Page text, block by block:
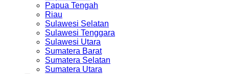
Papua Tengah
Riau
Sulawesi Selatan
Sulawesi Tenggara
Sulawesi Utara
Sumatera Barat
Sumatera Selatan
Sumatera Utara